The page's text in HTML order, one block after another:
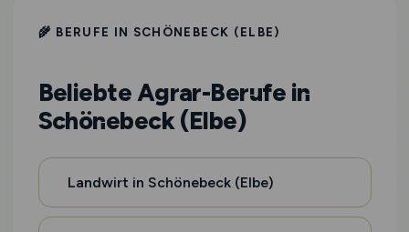
🌾 BERUFE IN SCHÖNEBECK (ELBE)
Beliebte Agrar-Berufe in
Schönebeck (Elbe)
Landwirt in Schönebeck (Elbe)